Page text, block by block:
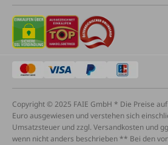
Copyright © 2025 FAIE GmbH * Die Preise
Euro ausgewiesen und verstehen sich
Umsatzsteuer und zzgl. Versandkosten und
wenn nicht anders beschrieben ** Bei den